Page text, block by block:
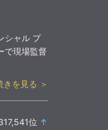
シャル プ
で現場監督
きを見る ＞
位 ↑